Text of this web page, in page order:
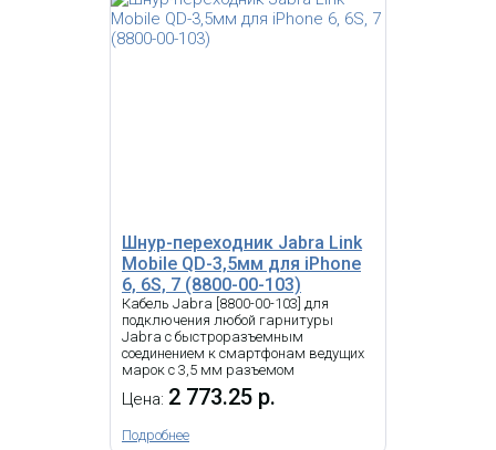
Шнур-переходник Jabra Link
Mobile QD-3,5мм для iPhone
6, 6S, 7 (8800-00-103)
Кабель Jabra [8800-00-103] для
подключения любой гарнитуры
Jabra с быстроразъемным
соединением к смартфонам ведущих
марок с 3,5 мм разъемом
Цена: 2 773.25 р.
Подробнее